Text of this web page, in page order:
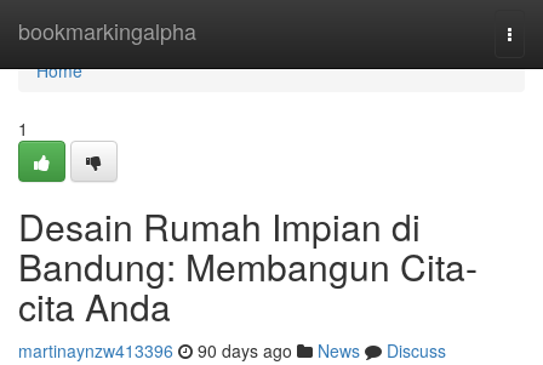
bookmarkingalpha
Home
Home
1
Desain Rumah Impian di
Bandung: Membangun Cita-
cita Anda
martinaynzw413396 90 days ago News
Discuss